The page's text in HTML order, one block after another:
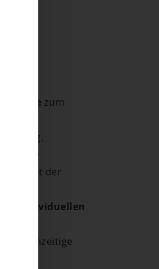
Anreize zum
verfällt der
individuellen
Frühzeitige